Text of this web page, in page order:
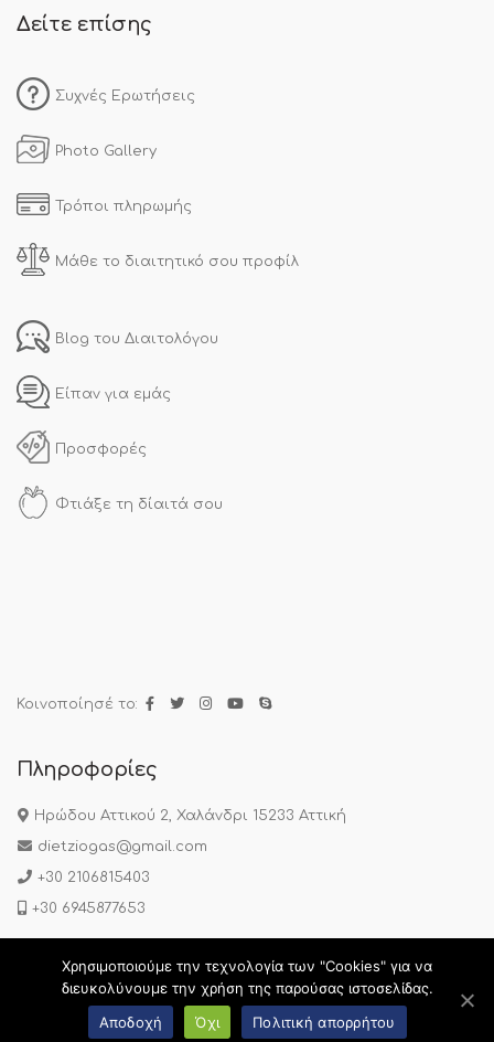
Δείτε επίσης
Συχνές Ερωτήσεις
Photo Gallery
Τρόποι πληρωμής
Μάθε το διαιτητικό σου προφίλ
Blog του Διαιτολόγου
Είπαν για εμάς
Προσφορές
Φτιάξε τη δίαιτά σου
Κοινοποίησέ το:
Πληροφορίες
Ηρώδου Αττικού 2, Χαλάνδρι 15233 Αττική
dietziogas@gmail.com
+30 2106815403
+30 6945877653
Πολιτική Απορρήτου | Όροι Χρήσης Συχνές Ερωτήσεις
Copyright © 2020 Diaitologos.gr. All Rights Reserved.
Web
Design & development by web-idea.gr
Χρησιμοποιούμε την τεχνολογία των "Cookies" για να
διευκολύνουμε την χρήση της παρούσας ιστοσελίδας.
Αποδοχή
Όχι Πολιτική απορρήτου